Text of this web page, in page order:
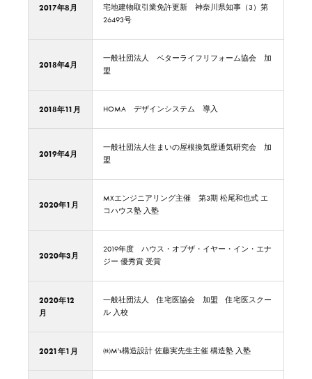
2017年8月
宅地建物取引業免許更新 神奈川県知事（3）第
26493号
2018年4月
一般社団法人 ベターライフリフォーム協会 加
盟
2018年11月 HOMA デザインシステム 導入
2019年4月
一般社団法人住まいの屋根換気壁通気研究会 加
盟
2020年1月
MXエンジニアリング主催 第3期 松尾和也式 エ
コハウス塾 入塾
2020年3月
2019年度 ハウス・オブザ・イヤー・イン・エナ
ジー 優秀賞 受賞
2020年12
月
一般社団法人 住宅医協会 加盟 住宅医スクー
ル 入校
2021年1月 ㈱M's構造設計 佐藤実先生主催 構造塾 入塾